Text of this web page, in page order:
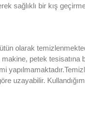
sağlıklı bir kış
olarak
petek tesisatına
uzayabilir.